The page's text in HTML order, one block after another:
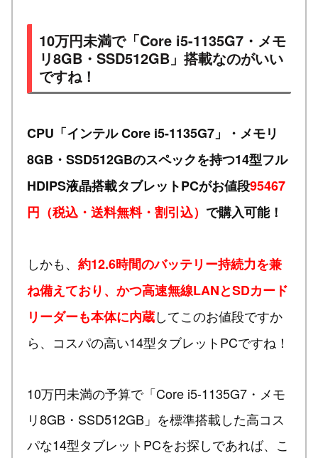
10万円未満で「Core i5-1135G7・メモ
リ8GB・SSD512GB」搭載なのがいい
ですね！
CPU「インテル Core i5-1135G7」・メモリ
8GB・SSD512GBのスペックを持つ14型フル
HDIPS液晶搭載タブレットPCがお値段95467
円（税込・送料無料・割引込） で購入可能！
しかも、 約12.6時間のバッテリー持続力を兼
ね備えており、かつ高速無線LANとSDカード
リーダーも本体に内蔵してこのお値段ですか
ら、コスパの高い14型タブレットPCですね！
10万円未満の予算で「Core i5-1135G7・メモ
リ8GB・SSD512GB」を標準搭載した高コス
パな14型タブレットPCをお探しであれば、こ